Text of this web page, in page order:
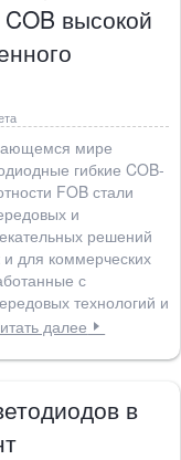
высокой
мире
гибкие COB-
FOB стали
и
решений
для коммерческих
с
технологий и
далее
в